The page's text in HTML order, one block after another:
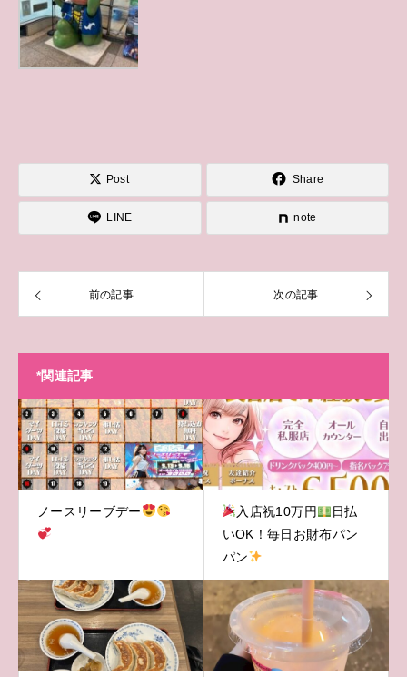
Post Share
LINE note
前の記事 次の記事
*関連記事
ノースリーブデー 入店祝10万円
日払
いOK！毎日お財布パン
パン